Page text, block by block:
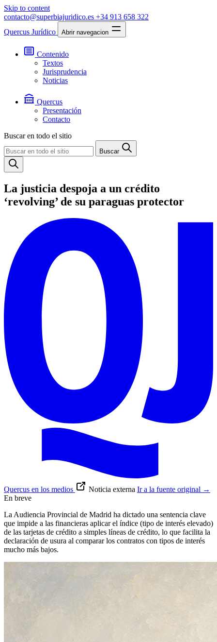
Skip to content
contacto@superbiajuridico.es +34 913 658 322
Quercus Jurídico
Abrir navegacion
Contenido
Textos
Jurisprudencia
Noticias
Quercus
Presentación
Contacto
Buscar en todo el sitio
Buscar
La justicia despoja a un crédito
‘revolving’ de su paraguas protector
Quercus en los medios Noticia externa Ir a la fuente original →
En breve
La Audiencia Provincial de Madrid ha dictado una sentencia clave
que impide a las financieras aplicar el índice (tipo de interés elevado)
de las tarjetas de crédito a simples líneas de crédito, lo que facilita la
declaración de usura al comparar los contratos con tipos de interés
mucho más bajos.